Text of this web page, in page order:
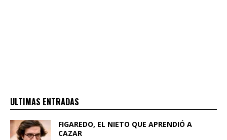
ULTIMAS ENTRADAS
FIGAREDO, EL NIETO QUE APRENDIÓ A
CAZAR